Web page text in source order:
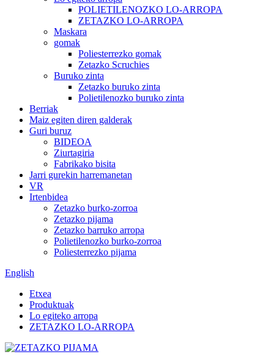
POLIETILENOZKO LO-ARROPA
ZETAZKO LO-ARROPA
Maskara
gomak
Poliesterrezko gomak
Zetazko Scruchies
Buruko zinta
Zetazko buruko zinta
Polietilenozko buruko zinta
Berriak
Maiz egiten diren galderak
Guri buruz
BIDEOA
Ziurtagiria
Fabrikako bisita
Jarri gurekin harremanetan
VR
Irtenbidea
Zetazko burko-zorroa
Zetazko pijama
Zetazko barruko arropa
Polietilenozko burko-zorroa
Poliesterrezko pijama
English
Etxea
Produktuak
Lo egiteko arropa
ZETAZKO LO-ARROPA